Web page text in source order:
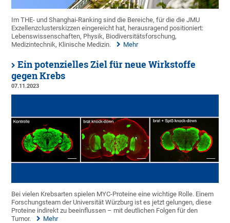
Im THE- und Shanghai-Ranking sind die Bereiche, für die die JMU
Exzellenzclusterskizzen eingereicht hat, herausragend positioniert:
Lebenswissenschaften, Physik, Biodiversitätsforschung,
Medizintechnik, Klinische Medizin.
Mehr
Ein potenzielles Ziel für neue Wirkstoffe
gegen Krebs
07.11.2023
Bei vielen Krebsarten spielen MYC-Proteine eine wichtige Rolle. Einem
Forschungsteam der Universität Würzburg ist es jetzt gelungen, diese
Proteine indirekt zu beeinflussen – mit deutlichen Folgen für den
Tumor.
Mehr